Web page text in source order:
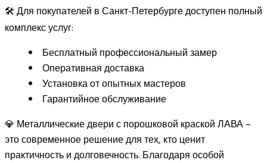
🛠️ Для покупателей в Санкт-Петербурге доступен полный
комплекс услуг:
Бесплатный профессиональный замер
Оперативная доставка
Установка от опытных мастеров
Гарантийное обслуживание
💎 Металлические двери с порошковой краской ЛАВА –
это современное решение для тех, кто ценит
практичность и долговечность. Благодаря особой